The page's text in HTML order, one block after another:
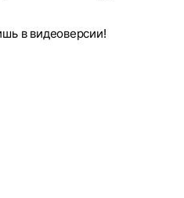
в видеоверсии!